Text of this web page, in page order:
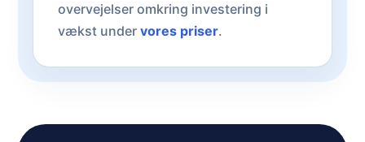
overvejelser omkring investering i
vækst under vores priser.